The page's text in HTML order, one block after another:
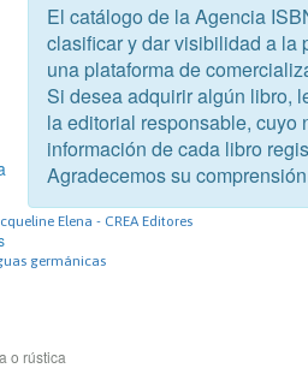
Elena - CREA Editores
germánicas
o rústica
El catálogo de la Agencia
clasificar y dar visibilidad a la
una plataforma de
Si desea adquirir algún libro,
la editorial responsable, cuyo
información de cada libro
Agradecemos su